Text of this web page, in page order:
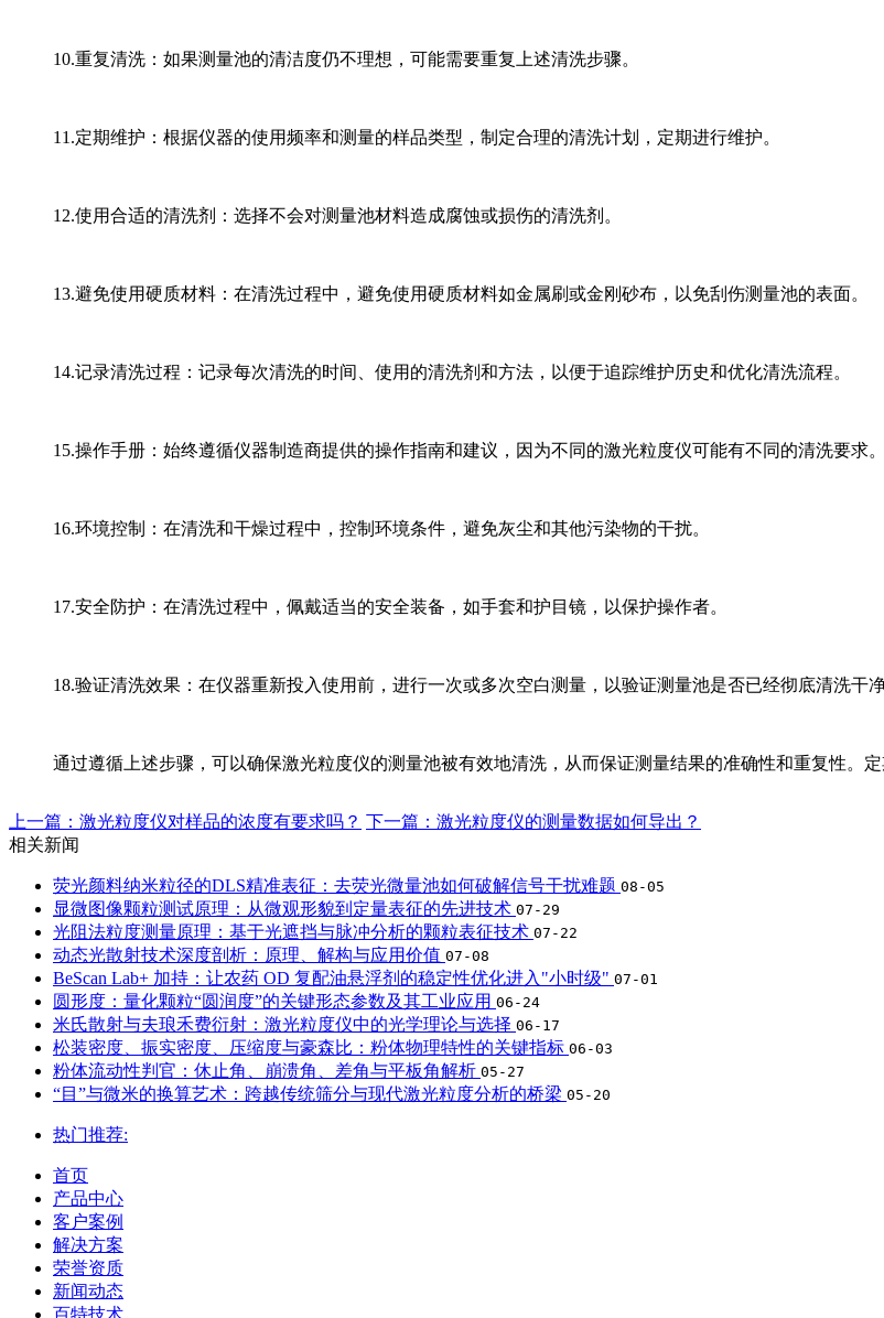
10.重复清洗：如果测量池的清洁度仍不理想，可能需要重复上述清洗步骤。
11.定期维护：根据仪器的使用频率和测量的样品类型，制定合理的清洗计划，定期进行维护。
12.使用合适的清洗剂：选择不会对测量池材料造成腐蚀或损伤的清洗剂。
13.避免使用硬质材料：在清洗过程中，避免使用硬质材料如金属刷或金刚砂布，以免刮伤测量池的表面。
14.记录清洗过程：记录每次清洗的时间、使用的清洗剂和方法，以便于追踪维护历史和优化清洗流程。
15.操作手册：始终遵循仪器制造商提供的操作指南和建议，因为不同的激光粒度仪可能有不同的清洗要求。
16.环境控制：在清洗和干燥过程中，控制环境条件，避免灰尘和其他污染物的干扰。
17.安全防护：在清洗过程中，佩戴适当的安全装备，如手套和护目镜，以保护操作者。
18.验证清洗效果：在仪器重新投入使用前，进行一次或多次空白测量，以验证测量池是否已经彻底清洗干净
通过遵循上述步骤，可以确保激光粒度仪的测量池被有效地清洗，从而保证测量结果的准确性和重复性。
上一篇：激光粒度仪对样品的浓度有要求吗？
下一篇：激光粒度仪的测量数据如何导出？
相关新闻
荧光颜料纳米粒径的DLS精准表征：去荧光微量池如何破解信号干扰难题 08-05
显微图像颗粒测试原理：从微观形貌到定量表征的先进技术 07-29
光阻法粒度测量原理：基于光遮挡与脉冲分析的颗粒表征技术 07-22
动态光散射技术深度剖析：原理、解构与应用价值 07-08
BeScan Lab+ 加持：让农药 OD 复配油悬浮剂的稳定性优化进入"小时级" 07-01
圆形度：量化颗粒“圆润度”的关键形态参数及其工业应用 06-24
米氏散射与夫琅禾费衍射：激光粒度仪中的光学理论与选择 06-17
松装密度、振实密度、压缩度与豪森比：粉体物理特性的关键指标 06-03
粉体流动性判官：休止角、崩溃角、差角与平板角解析 05-27
“目”与微米的换算艺术：跨越传统筛分与现代激光粒度分析的桥梁 05-20
热门推荐:
首页
产品中心
客户案例
解决方案
荣誉资质
新闻动态